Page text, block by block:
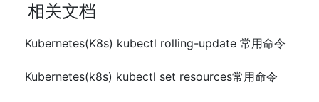
相关文档
Kubernetes(K8s) kubectl rolling-update 常用命令
Kubernetes(k8s) kubectl set resources常用命令